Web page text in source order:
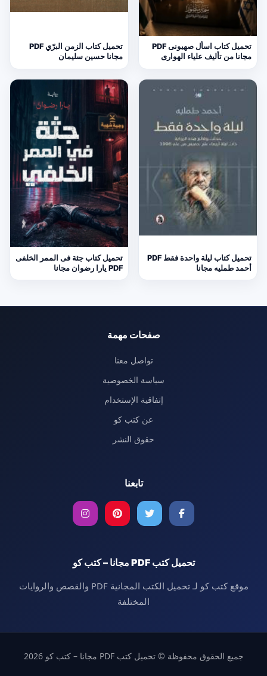
تحميل كتاب اسأل صهيونى PDF
مجانا من تأليف علياء الهوارى
تحميل كتاب الزمن البرّي PDF
مجانا حسين سليمان
تحميل كتاب ليلة واحدة فقط PDF
أحمد طمليه مجانا
تحميل كتاب جثة فى الممر الخلفى
PDF يارا رضوان مجانا
صفحات مهمة
تواصل معنا
سياسة الخصوصية
إتفاقية الإستخدام
عن كتب كو
حقوق النشر
تابعنا
تحميل كتب PDF مجانا – كتب كو
موقع كتب كو لـ تحميل الكتب المجانية PDF والقصص والروايات
المختلفة
جميع الحقوق محفوظة © تحميل كتب PDF مجانا – كتب كو 2026